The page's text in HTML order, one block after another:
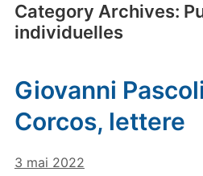
Category Archives:
individuelles
Giovanni
Corcos, lettere
3 mai 2022